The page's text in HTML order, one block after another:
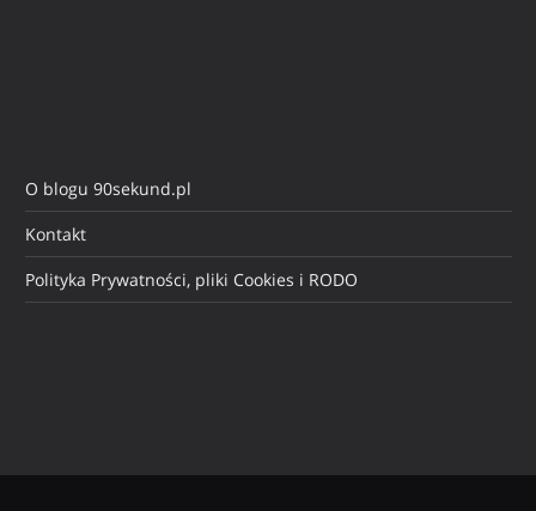
O blogu 90sekund.pl
Kontakt
Polityka Prywatności, pliki Cookies i RODO